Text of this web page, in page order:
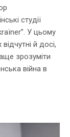
студії
У цьому
й досі,
зрозуміти
війна в